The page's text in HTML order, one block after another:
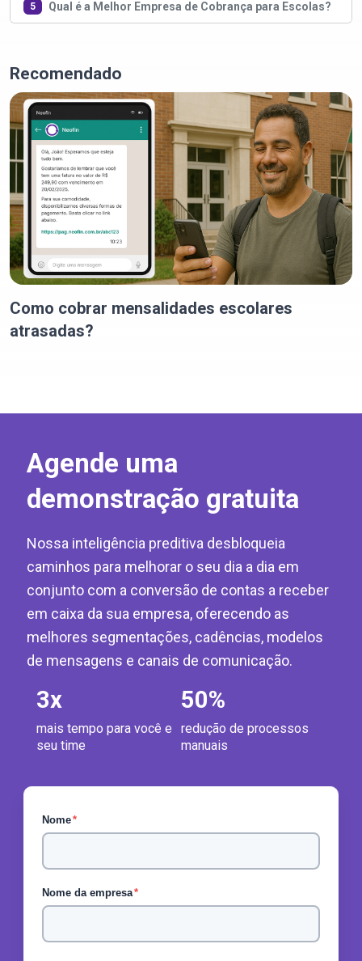
5 Qual é a Melhor Empresa de Cobrança para Escolas?
Recomendado
Como cobrar mensalidades escolares
atrasadas?
Agende uma
demonstração gratuita
Nossa inteligência preditiva desbloqueia
caminhos para melhorar o seu dia a dia em
conjunto com a conversão de contas a receber
em caixa da sua empresa, oferecendo as
melhores segmentações, cadências, modelos
de mensagens e canais de comunicação.
3x
mais tempo para você e
seu time
50%
redução de processos
manuais
Nome*
Nome da empresa*